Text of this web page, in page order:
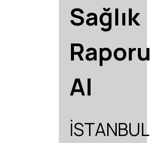
Sağlık
Raporu
Al
İSTANBUL